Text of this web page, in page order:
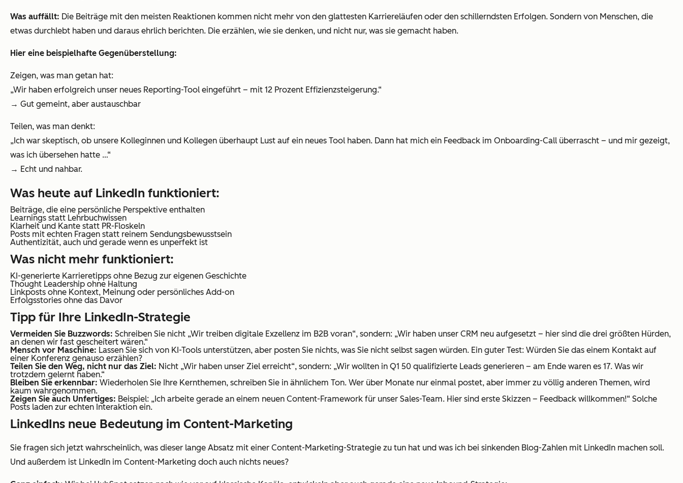
Was auffällt: Die Beiträge mit den meisten Reaktionen kommen nicht mehr von den glattesten Karriereläufen oder den schillerndsten Erfolgen. Sondern von Menschen, die
etwas durchlebt haben und daraus ehrlich berichten. Die erzählen, wie sie denken, und nicht nur, was sie gemacht haben.
Hier eine beispielhafte Gegenüberstellung:
Zeigen, was man getan hat:
„Wir haben erfolgreich unser neues Reporting-Tool eingeführt – mit 12 Prozent Effizienzsteigerung.“
→ Gut gemeint, aber austauschbar
Teilen, was man denkt:
„Ich war skeptisch, ob unsere Kolleginnen und Kollegen überhaupt Lust auf ein neues Tool haben. Dann hat mich ein Feedback im Onboarding-Call überrascht – und mir gezeigt,
was ich übersehen hatte …“
→ Echt und nahbar.
Was heute auf LinkedIn funktioniert:
Beiträge, die eine persönliche Perspektive enthalten
Learnings statt Lehrbuchwissen
Klarheit und Kante statt PR-Floskeln
Posts mit echten Fragen statt reinem Sendungsbewusstsein
Authentizität, auch und gerade wenn es unperfekt ist
Was nicht mehr funktioniert:
KI-generierte Karrieretipps ohne Bezug zur eigenen Geschichte
Thought Leadership ohne Haltung
Linkposts ohne Kontext, Meinung oder persönliches Add-on
Erfolgsstories ohne das Davor
Tipp für Ihre LinkedIn-Strategie
Vermeiden Sie Buzzwords: Schreiben Sie nicht „Wir treiben digitale Exzellenz im B2B voran“, sondern: „Wir haben unser CRM neu aufgesetzt – hier sind die drei größten Hürden,
an denen wir fast gescheitert wären.“
Mensch vor Maschine: Lassen Sie sich von KI-Tools unterstützen, aber posten Sie nichts, was Sie nicht selbst sagen würden. Ein guter Test: Würden Sie das einem Kontakt auf
einer Konferenz genauso erzählen?
Teilen Sie den Weg, nicht nur das Ziel: Nicht „Wir haben unser Ziel erreicht“, sondern: „Wir wollten in Q1 50 qualifizierte Leads generieren – am Ende waren es 17. Was wir
trotzdem gelernt haben.“
Bleiben Sie erkennbar: Wiederholen Sie Ihre Kernthemen, schreiben Sie in ähnlichem Ton. Wer über Monate nur einmal postet, aber immer zu völlig anderen Themen, wird
kaum wahrgenommen.
Zeigen Sie auch Unfertiges: Beispiel: „Ich arbeite gerade an einem neuen Content-Framework für unser Sales-Team. Hier sind erste Skizzen – Feedback willkommen!“ Solche
Posts laden zur echten Interaktion ein.
LinkedIns neue Bedeutung im Content-Marketing
Sie fragen sich jetzt wahrscheinlich, was dieser lange Absatz mit einer Content-Marketing-Strategie zu tun hat und was ich bei sinkenden Blog-Zahlen mit LinkedIn machen soll.
Und außerdem ist LinkedIn im Content-Marketing doch auch nichts neues?